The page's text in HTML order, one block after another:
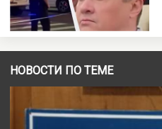
НОВОСТИ ПО ТЕМЕ